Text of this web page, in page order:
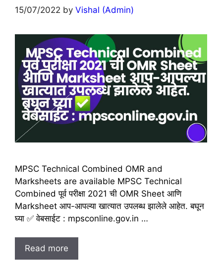
15/07/2022 by Vishal (Admin)
MPSC Technical Combined OMR and
Marksheets are available MPSC Technical
Combined पूर्व परीक्षा 2021 ची OMR Sheet आणि
Marksheet आप-आपल्या खात्यात उपलब्ध झालेले आहेत. बघून
घ्या ✅ वेबसाईट : mpsconline.gov.in …
Read more